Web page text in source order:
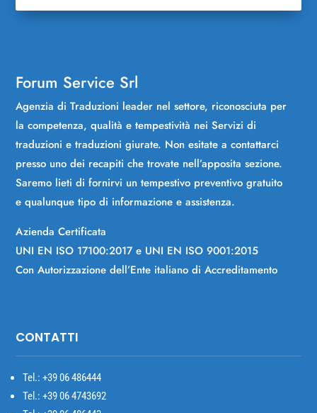
Forum Service Srl
Agenzia di Traduzioni leader nel settore, riconosciuta per
la competenza, qualità e tempestività nei Servizi di
traduzioni e traduzioni giurate. Non esitate a contattarci
presso uno dei recapiti che trovate nell’apposita sezione.
Saremo lieti di fornirvi un tempestivo preventivo gratuito
e qualunque tipo di informazione e assistenza.
Azienda Certificata
UNI EN ISO 17100:2017 e UNI EN ISO 9001:2015
Con Autorizzazione dell’Ente italiano di Accreditamento
CONTATTI
Tel.: +3906 486444
Tel.: +39 06 4743692